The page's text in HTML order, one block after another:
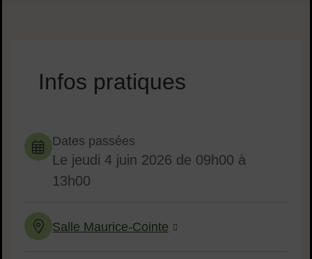
Infos pratiques
Dates en cours
Dates passées
Le jeudi 4 juin 2026 de 09h00 à
13h00
Lieu :
Salle Maurice-Cointe